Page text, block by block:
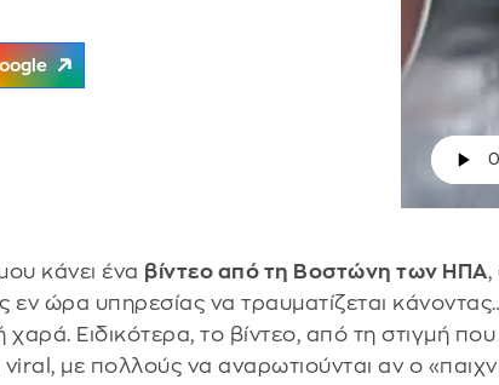
κάνει ένα βίντεο από τη Βοστώνη των ΗΠΑ,
εν ώρα υπηρεσίας να τραυματίζεται
χαρά. Ειδικότερα, το βίντεο, από τη στιγμή
με πολλούς να αναρωτιούνται αν ο